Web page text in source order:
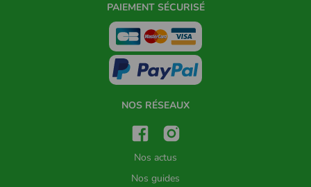
PAIEMENT SÉCURISÉ
NOS RÉSEAUX
Nos actus
Nos guides